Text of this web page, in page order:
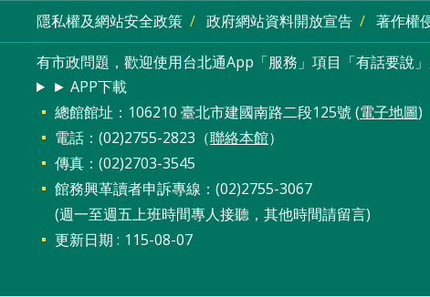
隱私權及網站安全政策 政府網站資料開放宣告 著作權
有市政問題，歡迎使用台北通App「服務」項目「有話要說
► APP下載
總館館址：106210 臺北市建國南路二段125號 (電子地圖)
電話：(02)2755-2823（聯絡本館）
傳真：(02)2703-3545
館務興革讀者申訴專線：(02)2755-3067
(週一至週五上班時間專人接聽，其他時間請留言)
更新日期
115-08-07